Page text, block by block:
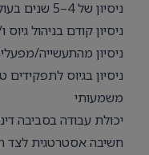
ניסיון של 4–5 שנים בעולם הגיוס
ניסיון קודם בניהול
ניסיון מהתעשייה/
ניסיון בגיוס לתפקידים
משמעותי
יכולת עבודה בסביבה
חשיבה אסטרטגית לצד Hands-on